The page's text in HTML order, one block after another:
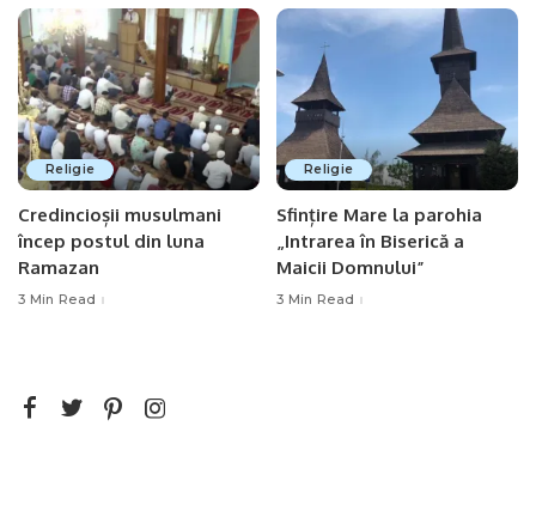
Religie
Credincioșii musulmani
încep postul din luna
Ramazan
3 Min Read
Religie
Sfințire Mare la parohia
„Intrarea în Biserică a
Maicii Domnului”
3 Min Read